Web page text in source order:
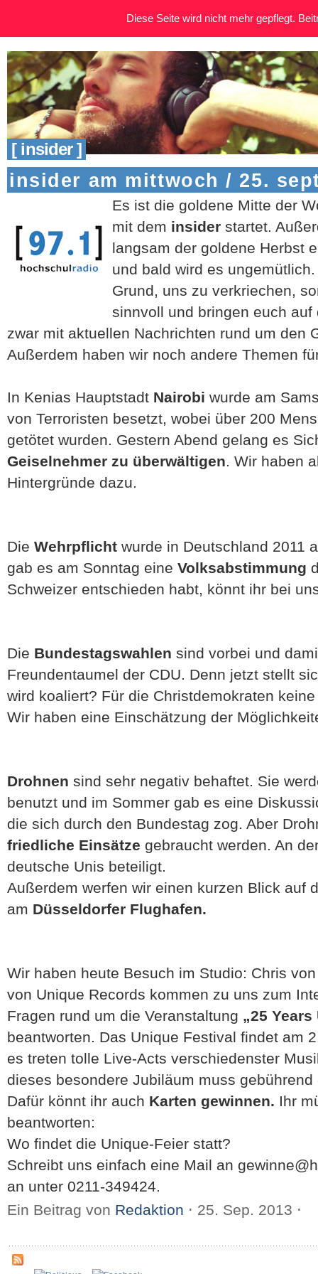
[ insider ]
insider am mittwoch / 25.
Es ist die goldene Mitte der
mit dem insider startet.
langsam der goldene Herbst
und bald wird es
Grund, uns zu verkriechen,
sinnvoll und bringen euch
zwar mit aktuellen Nachrichten rund um den
Außerdem haben wir noch andere Themen
In Kenias Hauptstadt Nairobi wurde am
von Terroristen besetzt, wobei über 200
getötet wurden. Gestern Abend gelang es
Geiselnehmer zu überwältigen. Wir haben
Hintergründe dazu.
Die Wehrpflicht wurde in Deutschland 2011
gab es am Sonntag eine Volksabstimmung
Schweizer entschieden habt, könnt ihr bei
Die Bundestagswahlen sind vorbei und
Freundentaumel der CDU. Denn jetzt stellt
wird koaliert? Für die Christdemokraten
Wir haben eine Einschätzung der
Drohnen sind sehr negativ behaftet. Sie
benutzt und im Sommer gab es eine
die sich durch den Bundestag zog. Aber
friedliche Einsätze gebraucht werden. An
deutsche Unis beteiligt.
Außerdem werfen wir einen kurzen Blick auf
am Düsseldorfer Flughafen.
Wir haben heute Besuch im Studio: Chris
von Unique Records kommen zu uns zum
Fragen rund um die Veranstaltung „25 Years
beantworten. Das Unique Festival findet am
es treten tolle Live-Acts verschiedenster
dieses besondere Jubiläum muss gebührend
Dafür könnt ihr auch Karten gewinnen. Ihr
beantworten:
Wo findet die Unique-Feier statt?
Schreibt uns einfach eine Mail an
an unter 0211-349424.
Ein Beitrag von Redaktion ⋅ 25. Sep. 2013 ⋅
Diese Seite wird nicht mehr gepflegt.